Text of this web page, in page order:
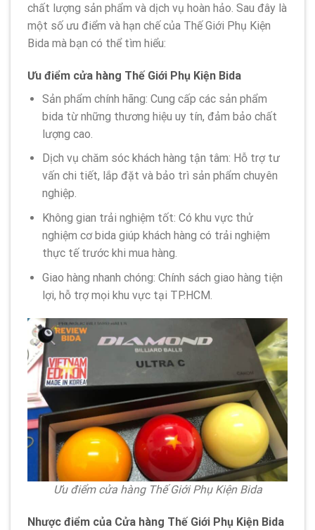
chất lượng sản phẩm và dịch vụ hoàn hảo. Sau đây là
một số ưu điểm và hạn chế của Thế Giới Phụ Kiện
Bida mà bạn có thể tìm hiểu:
Ưu điểm cửa hàng Thế Giới Phụ Kiện Bida
Sản phẩm chính hãng: Cung cấp các sản phẩm
bida từ những thương hiệu uy tín, đảm bảo chất
lượng cao.
Dịch vụ chăm sóc khách hàng tận tâm: Hỗ trợ tư
vấn chi tiết, lắp đặt và bảo trì sản phẩm chuyên
nghiệp.
Không gian trải nghiệm tốt: Có khu vực thử
nghiệm cơ bida giúp khách hàng có trải nghiệm
thực tế trước khi mua hàng.
Giao hàng nhanh chóng: Chính sách giao hàng tiện
lợi, hỗ trợ mọi khu vực tại TP.HCM.
Ưu điểm cửa hàng Thế Giới Phụ Kiện Bida
Nhược điểm của Cửa hàng Thế Giới Phụ Kiện Bida